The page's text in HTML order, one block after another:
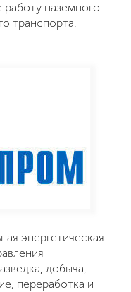
наземного
транспорта.
энергетическая
добыча,
переработка и